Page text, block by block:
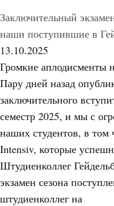
Заключительный
наши поступившие в
13.10.2025
Громкие аплодисменты
Пару дней назад
заключительного
семестр 2025, и мы с
наших студентов, в том
Intensiv, которые
Штудиенколлег
экзамен сезона
штудиенколлег на